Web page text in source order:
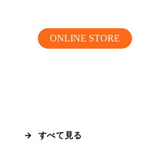
ONLINE STORE
すべて見る